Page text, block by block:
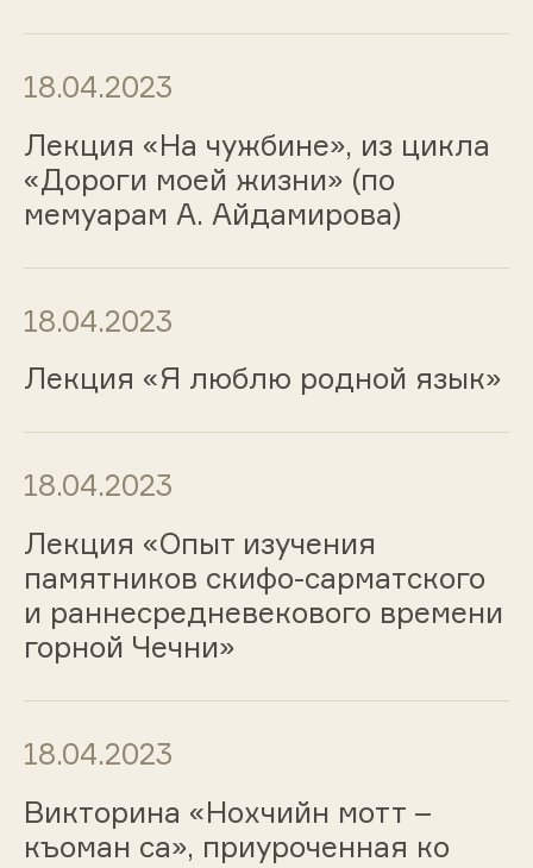
18.04.2023
Лекция «На чужбине», из цикла
«Дороги моей жизни» (по
мемуарам А. Айдамирова)
18.04.2023
Лекция «Я люблю родной язык»
18.04.2023
Лекция «Опыт изучения
памятников скифо-сарматского
и раннесредневекового времени
горной Чечни»
18.04.2023
Викторина «Нохчийн мотт –
къоман са», приуроченная ко